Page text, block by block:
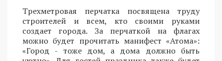
Трехметровая перчатка посвящена труду
строителей и всем, кто своими руками
создает города. За перчаткой на флагах
можно будет прочитать манифест «Атома»:
«Город - тоже дом, а дома должно быть